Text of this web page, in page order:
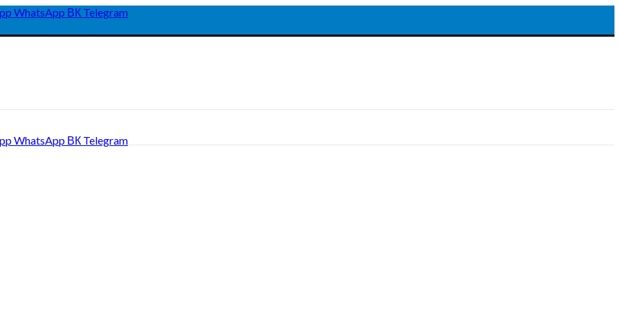
WhatsApp ВК Telegram
WhatsApp ВК Telegram